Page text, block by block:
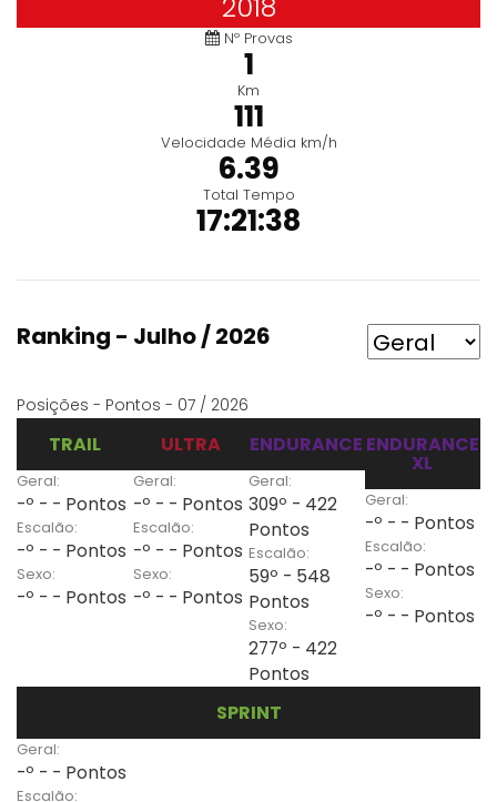
Nº Provas
1
Km
111
Velocidade Média km/h
6.39
Total Tempo
17:21:38
Ranking - Julho / 2026
Posições - Pontos - 07 / 2026
TRAIL
Geral:
-º - - Pontos
Escalão:
-º - - Pontos
Sexo:
-º - - Pontos
ULTRA
Geral:
-º - - Pontos
Escalão:
-º - - Pontos
Sexo:
-º - - Pontos
ENDURANCE
Geral:
309º - 422
Pontos
Escalão:
59º - 548
Pontos
Sexo:
277º - 422
Pontos
ENDURANCE
XL
Geral:
-º - - Pontos
Escalão:
-º - - Pontos
Sexo:
-º - - Pontos
SPRINT
Geral:
-º - - Pontos
Escalão: